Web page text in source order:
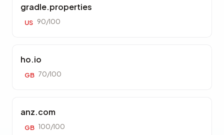
gradle.properties
US 90/100
ho.io
GB 70/100
anz.com
GB 100/100